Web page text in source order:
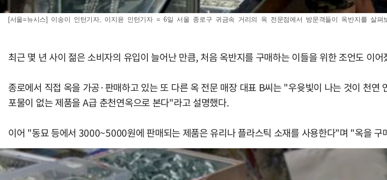
[서울=뉴시스] 이송이 인턴기자, 이지윤 인턴기자 = 6일 서울 종로구 귀금속 거리의 옥 전문점에서 방문객들이 옥반지를 살펴
최근 몇 년 사이 젊은 소비자의 유입이 늘어난 만큼, 처음 옥반지를 구매하는 이들을 위한 조언도 이어
종로에서 직접 옥을 가공·판매하고 있는 또 다른 옥 전문 매장 대표 B씨는 "우윳빛이 나는 것이 천
포물이 없는 제품을 A급 춘천연옥으로 본다"라고 설명했다.
이어 "동묘 등에서 3000~5000원에 판매되는 제품은 유리나 플라스틱 소재를 사용한다"며 "옥을